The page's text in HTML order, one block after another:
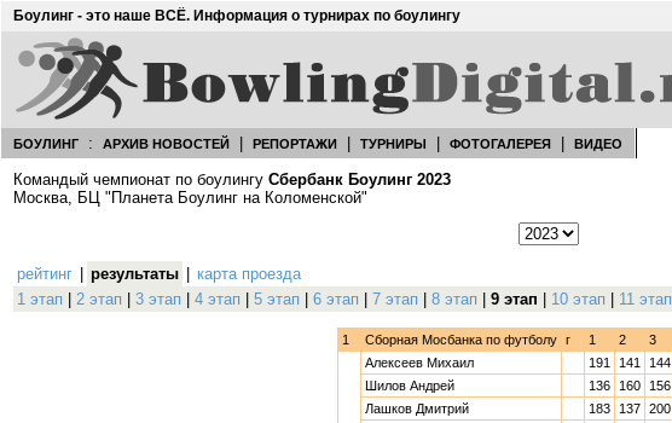
Боулинг - это наше ВСЁ. Информация о турнирах по боулингу
БОУЛИНГ : АРХИВ НОВОСТЕЙ РЕПОРТАЖИ ТУРНИРЫ ФОТОГАЛЕРЕЯ ВИДЕО
Командый чемпионат по боулингу Сбербанк Боулинг 2023
Москва, БЦ "Планета Боулинг на Коломенской"
рейтинг результаты
карта проезда
1 этап
2 этап 3 этап 4 этап 5 этап 6 этап 7 этап 8 этап 9 этап 10 этап 11 этап
1 Сборная Мосбанка по футболу г 1 2 3
Алексеев Михаил
191 141 144
Шилов Андрей
136 160 156
Лашков Дмитрий
183 137 200